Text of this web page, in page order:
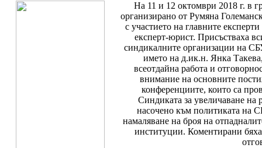
На 11 и 12 октомври 2018 г. в
организирано от Румяна
с участието на главните
експерт-юрист. Присъстваха
синдикалните организации на
името на д.ик.н. Янка
всеотдайна работа и
внимание на основните
конференциите, които са
Синдиката за увеличаване
насочено към политиката на
намаляване на броя на
институции. Коментирани